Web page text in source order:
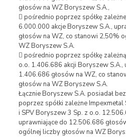
głosów na WZ Boryszew S.A.,
 pośrednio poprzez spółkę
6.000.000 akcje Boryszew S.A.,
głosów na WZ, co stanowi 2,50%
WZ Boryszew S.A.
 pośrednio poprzez spółkę
o.o. 1.406.686 akcji Boryszew S.A.,
1.406.686 głosów na WZ, co
głosów na WZ Boryszew S.A.
Łącznie Boryszew S.A. posiadał
poprzez spółki zależne Impexmetal
i SPV Boryszew 3 Sp. z o.o.
uprawniające do 12.506.686
ogólnej liczby głosów na WZ